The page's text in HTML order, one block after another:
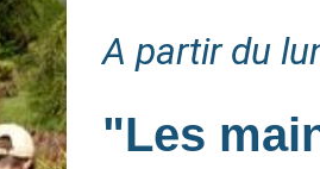
A partir du
"Les